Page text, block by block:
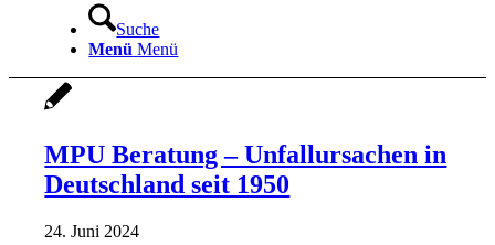
Suche
Menü Menü
MPU Beratung – Unfallursachen in
Deutschland seit 1950
24. Juni 2024